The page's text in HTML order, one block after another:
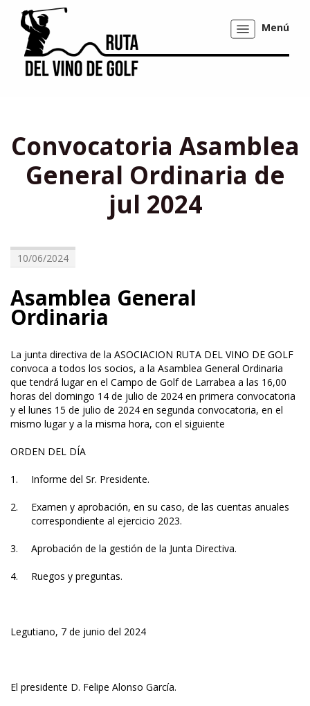
Mostrar/ocultar
navegación
Menú
Convocatoria Asamblea
General Ordinaria de
jul 2024
10/06/2024
Asamblea General
Ordinaria
La junta directiva de la ASOCIACION RUTA DEL VINO DE GOLF
convoca a todos los socios, a la Asamblea General Ordinaria
que tendrá lugar en el Campo de Golf de Larrabea a las 16,00
horas del domingo 14 de julio de 2024 en primera convocatoria
y el lunes 15 de julio de 2024 en segunda convocatoria, en el
mismo lugar y a la misma hora, con el siguiente
ORDEN DEL DÍA
Informe del Sr. Presidente.
Examen y aprobación, en su caso, de las cuentas anuales
correspondiente al ejercicio 2023.
Aprobación de la gestión de la Junta Directiva.
Ruegos y preguntas.
Legutiano, 7 de junio del 2024
El presidente D. Felipe Alonso García.